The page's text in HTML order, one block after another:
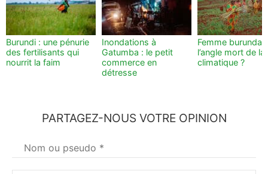
Burundi : une pénurie
des fertilisants qui
nourrit la faim
Inondations à
Gatumba : le petit
commerce en
détresse
Femme
l’angle mort de
climatique ?
PARTAGEZ-NOUS VOTRE OPINION
Votre
nom*